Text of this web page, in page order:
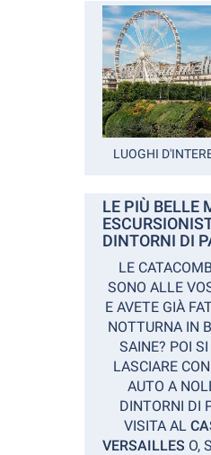
LUOGHI
LE PIÙ BELLE
DINTORNI DI
LE
SONO ALLE
E AVETE GIÀ
NOTTURNA IN
SAINE? POI
LASCIARE
AUTO A
DINTORNI DI
VISITA AL
VERSAILLES O,